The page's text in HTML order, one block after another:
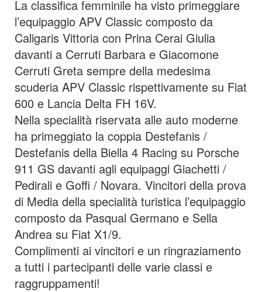
La classifica femminile ha visto primeggiare
l’equipaggio APV Classic composto da
Caligaris Vittoria con Prina Cerai Giulia
davanti a Cerruti Barbara e Giacomone
Cerruti Greta sempre della medesima
scuderia APV Classic rispettivamente su Fiat
600 e Lancia Delta FH 16V.
Nella specialità riservata alle auto moderne
ha primeggiato la coppia Destefanis /
Destefanis della Biella 4 Racing su Porsche
911 GS davanti agli equipaggi Giachetti /
Pedirali e Goffi / Novara. Vincitori della prova
di Media della specialità turistica l’equipaggio
composto da Pasqual Germano e Sella
Andrea su Fiat X1/9.
Complimenti ai vincitori e un ringraziamento
a tutti i partecipanti delle varie classi e
raggruppamenti!